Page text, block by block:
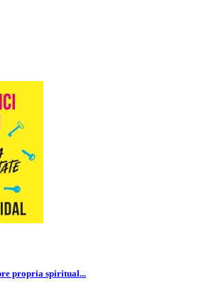
propria spiritual...